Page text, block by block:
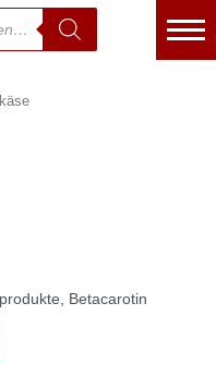
Betacarotin